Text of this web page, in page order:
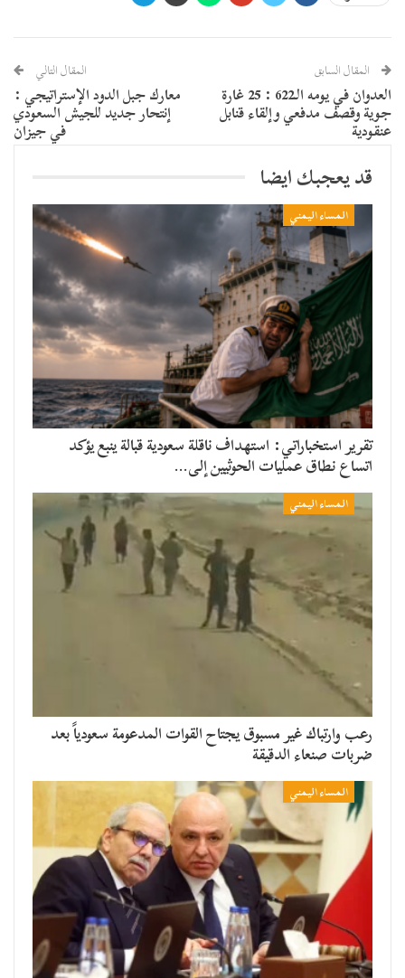
المقال السابق
العدوان في يومه الـ622 : 25 غارة
جوية وقصف مدفعي وإلقاء قنابل
عنقودية
المقال التالي
معارك جبل الدود الإستراتيجي :
إنتحار جديد للجيش السعودي
في جيزان
قد يعجبك ايضا
المساء اليمني
تقرير استخباراتي: استهداف ناقلة سعودية قبالة ينبع يؤكد
اتساع نطاق عمليات الحوثيين إلى…
المساء اليمني
رعب وارتباك غير مسبوق يجتاح القوات المدعومة سعودياً بعد
ضربات صنعاء الدقيقة
المساء اليمني